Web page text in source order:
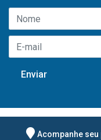
Acompanhe